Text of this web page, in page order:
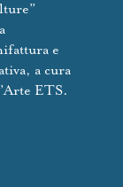
e
a cura
ETS.